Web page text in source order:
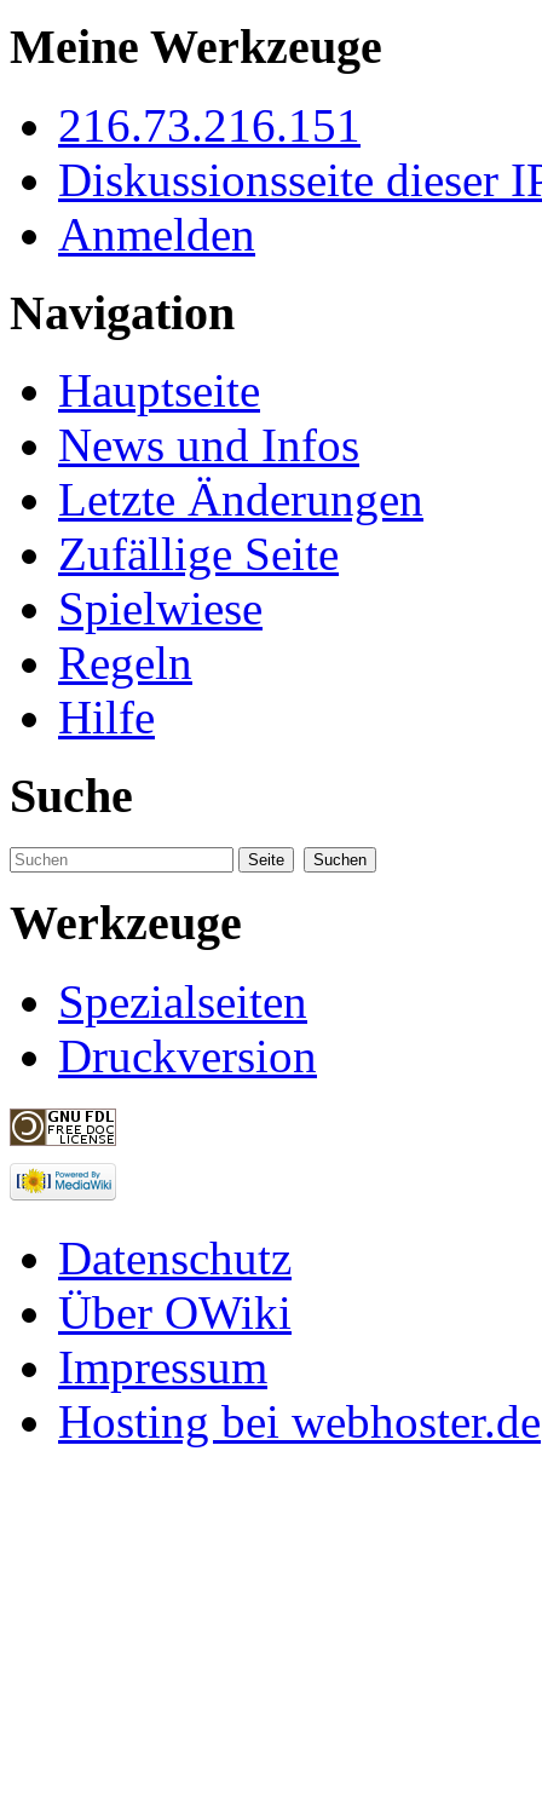
Meine Werkzeuge
216.73.216.151
Diskussionsseite dieser
Anmelden
Navigation
Hauptseite
News und Infos
Letzte Änderungen
Zufällige Seite
Spielwiese
Regeln
Hilfe
Suche
Werkzeuge
Spezialseiten
Druckversion
Datenschutz
Über OWiki
Impressum
Hosting bei webhoster.de